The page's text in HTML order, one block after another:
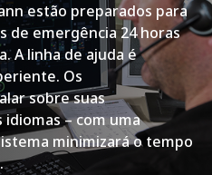
estão preparados para
de emergência 24 horas
A linha de ajuda é
Os
sobre suas
idiomas – com uma
minimizará o tempo